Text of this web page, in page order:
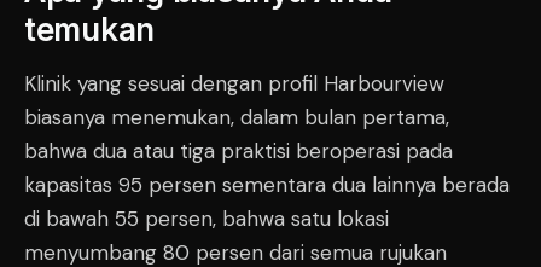
temukan
Klinik yang sesuai dengan profil Harbourview
biasanya menemukan, dalam bulan pertama,
bahwa dua atau tiga praktisi beroperasi pada
kapasitas 95 persen sementara dua lainnya berada
di bawah 55 persen, bahwa satu lokasi
menyumbang 80 persen dari semua rujukan